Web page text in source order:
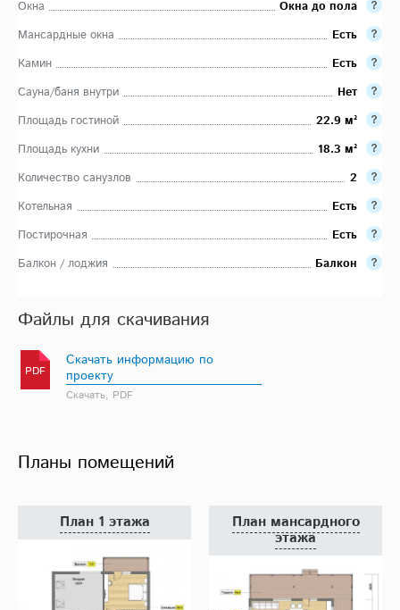
Окна
Окна до пола
Мансардные окна
Есть
Камин
Есть
Сауна/баня внутри
Нет
Площадь гостиной
22.9 м²
Площадь кухни
18.3 м²
Количество санузлов
2
Котельная
Есть
Постирочная
Есть
Балкон / лоджия
Балкон
Файлы для скачивания
PDF
Скачать информацию по
проекту
Скачать, PDF
Планы помещений
План 1 этажа План мансардного
этажа